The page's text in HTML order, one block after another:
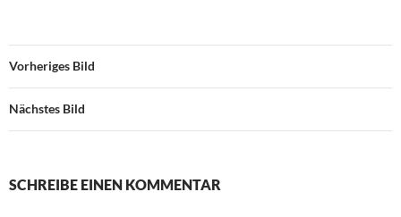
Vorheriges Bild
Nächstes Bild
SCHREIBE EINEN KOMMENTAR